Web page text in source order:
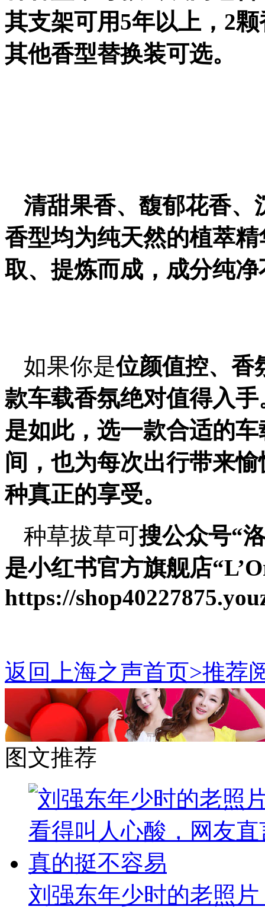
其支架可用5年以上，2颗
其他香型替换装可选。
清甜果香、馥郁花香、
香型均为纯天然的植萃精
取、提炼而成，成分纯
如果你是位颜值控、 香
款车载香氛绝对值得入
是如此， 选一款合适的
间，也为每次出行带来
种真正的享受。
种草拔草可搜公众号“
是小红书官方旗舰店
https://
返回上海之声首页>推荐
图文推荐
刘强东年少时的老照